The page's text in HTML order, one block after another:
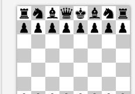
Negras
idaurich (1596) (+9)
Blancas
BingoTheRooket (1438) (-9)